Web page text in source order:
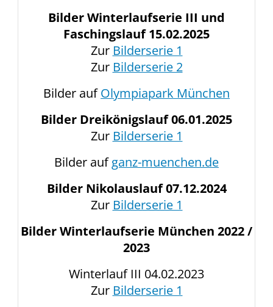
Bilder Winterlaufserie III und
Faschingslauf 15.02.2025
Zur Bilderserie 1
Zur Bilderserie 2
Bilder aufOlympiapark München
Bilder Dreikönigslauf 06.01.2025
Zur Bilderserie 1
Bilder aufganz-muenchen.de
Bilder Nikolauslauf 07.12.2024
Zur Bilderserie 1
Bilder Winterlaufserie München 2022 /
2023
Winterlauf III 04.02.2023
Zur Bilderserie 1